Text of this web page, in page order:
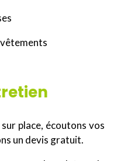
place, écoutons vos
un devis gratuit.